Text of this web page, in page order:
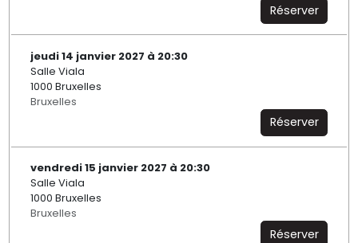
Réserver
jeudi 14 janvier 2027 à 20:30
Salle Viala
1000 Bruxelles
Bruxelles
Réserver
vendredi 15 janvier 2027 à 20:30
Salle Viala
1000 Bruxelles
Bruxelles
Réserver